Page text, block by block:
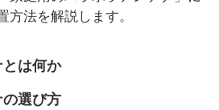
法を解説します。
は何か
選び方